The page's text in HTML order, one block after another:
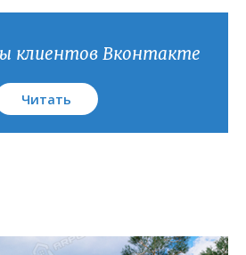
клиентов Вконтакте
Читать